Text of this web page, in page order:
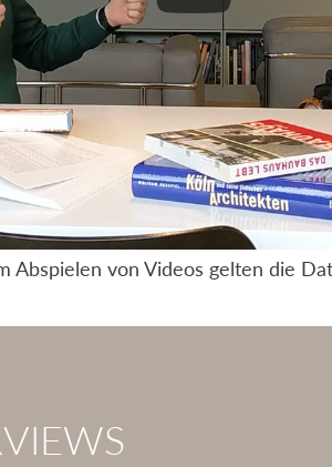
Abspielen von Videos gelten die